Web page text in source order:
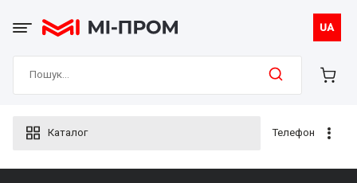
content
UA
Каталог Телефон